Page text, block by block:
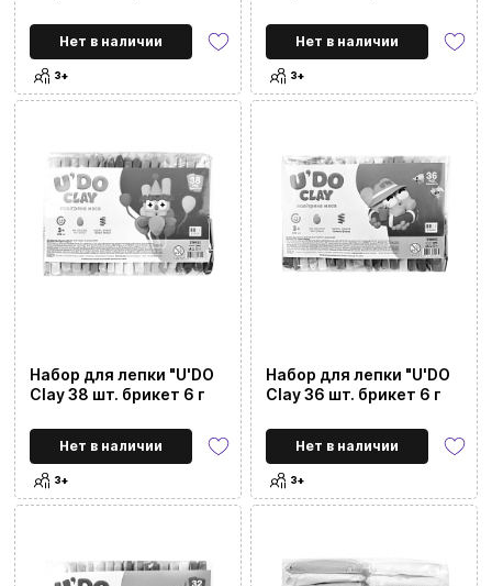
Нет в наличии
3+
Нет в наличии
3+
Набор для лепки "U'DO
Clay 38 шт. брикет 6 г
Нет в наличии
3+
Набор для лепки "U'DO
Clay 36 шт. брикет 6 г
Нет в наличии
3+